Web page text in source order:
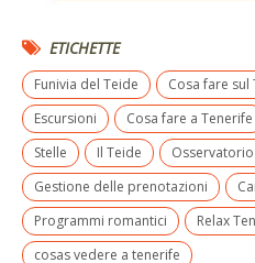
ETICHETTE
Funivia del Teide Cosa fare sul
Escursioni
Cosa fare a Tenerife
Stelle
Il Teide
Gestione delle prenotazioni
Programmi romantici
Relax
cosas vedere a tenerife